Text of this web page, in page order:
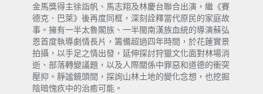
金馬獎得主徐詣帆、馬志翔及林慶台聯合出演，繼《賽
德克．巴萊》後再度同框，深刻詮釋當代原民的家庭故
事。擁有一半太魯閣族、一半閩南漢族血統的導演蘇弘
恩首度執導劇情長片，籌備超過四年時間，於花蓮實景
拍攝，以手足之情出發，延伸探討狩獵文化面對林場消
逝、部落轉變議題，以及人際關係中罪惡和道德的衝突
壓抑。靜謐鏡頭間，探詢山林土地的變化念想，也挖掘
陰暗愧疚中的治癒可能。